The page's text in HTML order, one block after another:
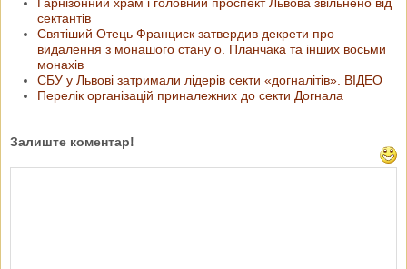
сектантів
Святіший Отець Франциск затвердив декрети про
видалення з монашого стану о. Планчака та інших восьми
монахів
СБУ у Львові затримали лідерів секти «догналітів». ВІДЕО
Перелік організацій приналежних до секти Догнала
Залиште коментар!